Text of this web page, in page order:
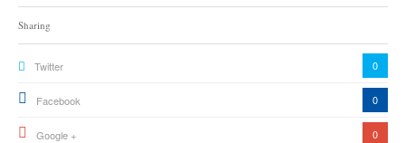
Sharing
Twitter 0
Facebook 0
Google + 0